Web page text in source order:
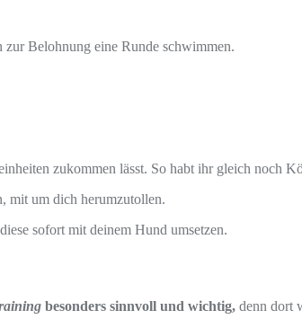
zur Belohnung eine Runde schwimmen.
zukommen lässt. So habt ihr gleich noch
mit um dich herumzutollen.
sofort mit deinem Hund umsetzen.
besonders sinnvoll und wichtig, denn dort